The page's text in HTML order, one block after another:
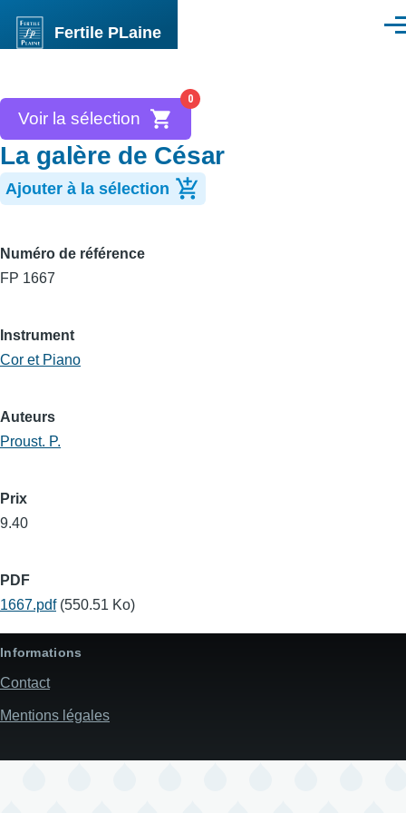
Fertile PLaine
0
Voir la sélection
La galère de César
Ajouter à la sélection
Numéro de référence
FP 1667
Instrument
Cor et Piano
Auteurs
Proust. P.
Prix
9.40
PDF
1667.pdf (550.51 Ko)
Informations
Contact
Mentions légales